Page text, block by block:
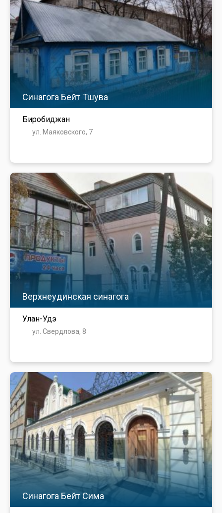
Синагога Бейт Тшува
Биробиджан
ул. Маяковского, 7
Верхнеудинская синагога
Улан-Удэ
ул. Свердлова, 8
Синагога Бейт Сима